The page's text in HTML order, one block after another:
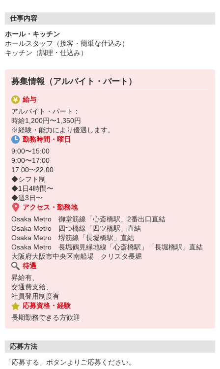
仕事内容
ホール・キッチン
ホールスタッフ（接客・簡単な仕込み）
キッチン（調理・仕込み）
募集情報（アルバイト・パート）
給与
アルバイト・パート：
時給1,200円〜1,350円
※経験・能力により優遇します。
勤務時間・曜日
9:00〜15:00
9:00〜17:00
17:00〜22:00
◆シフト制
◆1日4時間〜
◆週3日〜
アクセス・勤務地
Osaka Metro 御堂筋線「心斎橋駅」2番出口直結
Osaka Metro 四つ橋線「四ツ橋駅」直結
Osaka Metro 堺筋線「長堀橋駅」直結
Osaka Metro 長堀鶴見緑地線「心斎橋駅」「長堀橋駅」直結
大阪府大阪市中央区南船場 クリスタ長堀
待遇
昇給有、
交通費支給、
社員登用制度有
応募資格・経験
長期勤務できる方歓迎
応募方法
「応募する」ボタンよりご応募ください。